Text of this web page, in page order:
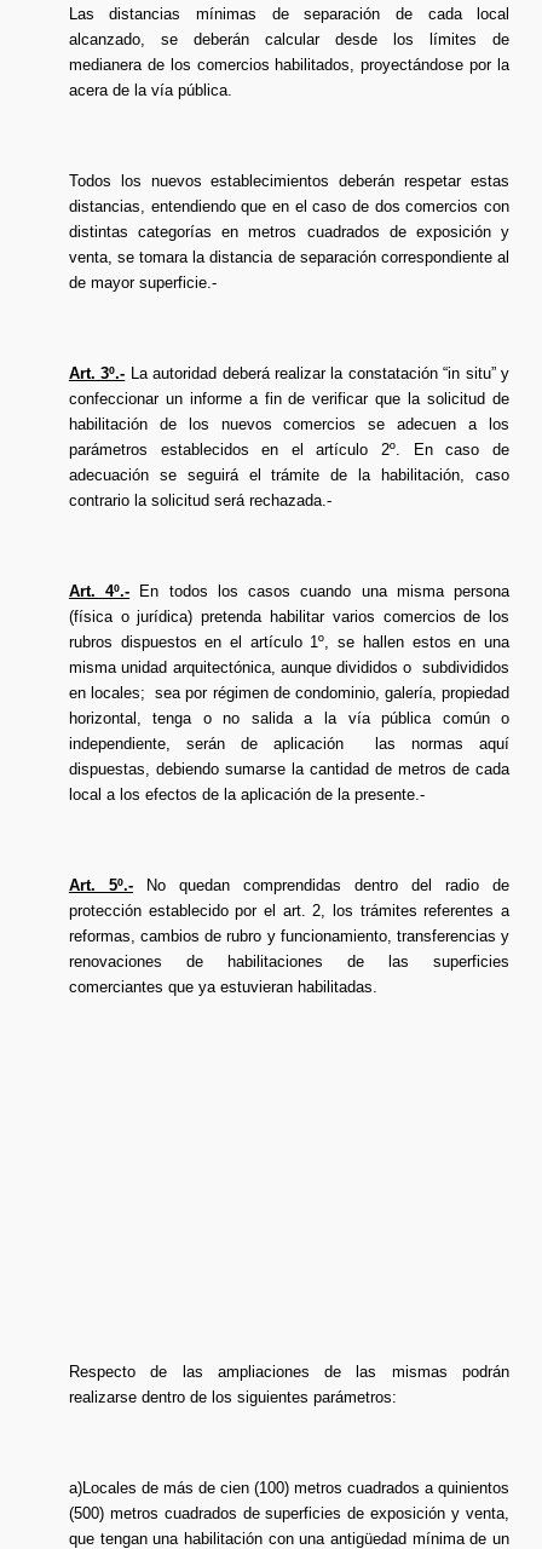
Las distancias mínimas de separación de cada local
alcanzado, se deberán calcular desde los límites de
medianera de los comercios habilitados, proyectándose por la
acera de la vía pública.
Todos los nuevos establecimientos deberán respetar estas
distancias, entendiendo que en el caso de dos comercios con
distintas categorías en metros cuadrados de exposición y
venta, se tomara la distancia de separación correspondiente al
de mayor superficie.-
Art. 3º.- La autoridad deberá realizar la constatación “in situ” y
confeccionar un informe a fin de verificar que la solicitud de
habilitación de los nuevos comercios se adecuen a los
parámetros establecidos en el artículo 2º. En caso de
adecuación se seguirá el trámite de la habilitación, caso
contrario la solicitud será rechazada.-
Art. 4º.- En todos los casos cuando una misma persona
(física o jurídica) pretenda habilitar varios comercios de los
rubros dispuestos en el artículo 1º, se hallen estos en una
misma unidad arquitectónica, aunque divididos o subdivididos
en locales; sea por régimen de condominio, galería, propiedad
horizontal, tenga o no salida a la vía pública común o
independiente, serán de aplicación las normas aquí
dispuestas, debiendo sumarse la cantidad de metros de cada
local a los efectos de la aplicación de la presente.-
Art. 5º.-No quedan comprendidas dentro del radio de
protección establecido por el art. 2, los trámites referentes a
reformas, cambios de rubro y funcionamiento, transferencias y
renovaciones de habilitaciones de las superficies
comerciantes que ya estuvieran habilitadas.
Respecto de las ampliaciones de las mismas podrán
realizarse dentro de los siguientes parámetros:
a)Locales de más de cien (100) metros cuadrados a quinientos
(500) metros cuadrados de superficies de exposición y venta,
que tengan una habilitación con una antigüedad mínima de un